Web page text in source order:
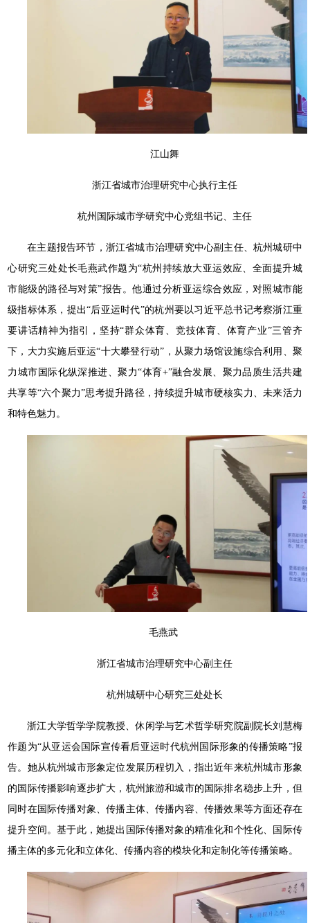
江山舞
浙江省城市治理研究中心执行主任
杭州国际城市学研究中心党组书记、主任
在主题报告环节，浙江省城市治理研究中心副主任、杭州城研中
心研究三处处长毛燕武作题为“杭州持续放大亚运效应、全面提升城
市能级的路径与对策”报告。他通过分析亚运综合效应，对照城市能
级指标体系，提出“后亚运时代”的杭州要以习近平总书记考察浙江重
要讲话精神为指引，坚持“群众体育、竞技体育、体育产业”三管齐
下，大力实施后亚运“十大攀登行动”，从聚力场馆设施综合利用、聚
力城市国际化纵深推进、聚力“体育+”融合发展、聚力品质生活共建
共享等“六个聚力”思考提升路径，持续提升城市硬核实力、未来活力
和特色魅力。
毛燕武
浙江省城市治理研究中心副主任
杭州城研中心研究三处处长
浙江大学哲学学院教授、休闲学与艺术哲学研究院副院长刘慧梅
作题为“从亚运会国际宣传看后亚运时代杭州国际形象的传播策略”报
告。她从杭州城市形象定位发展历程切入，指出近年来杭州城市形象
的国际传播影响逐步扩大，杭州旅游和城市的国际排名稳步上升，但
同时在国际传播对象、传播主体、传播内容、传播效果等方面还存在
提升空间。基于此，她提出国际传播对象的精准化和个性化、国际传
播主体的多元化和立体化、传播内容的模块化和定制化等传播策略。